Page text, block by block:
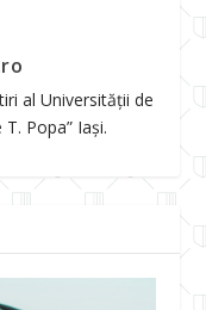
al Universității de
Popa” Iași.